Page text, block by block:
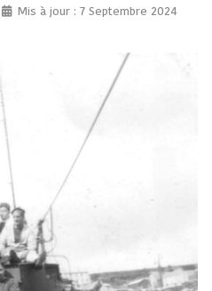
Mis à jour : 7 Septembre 2024